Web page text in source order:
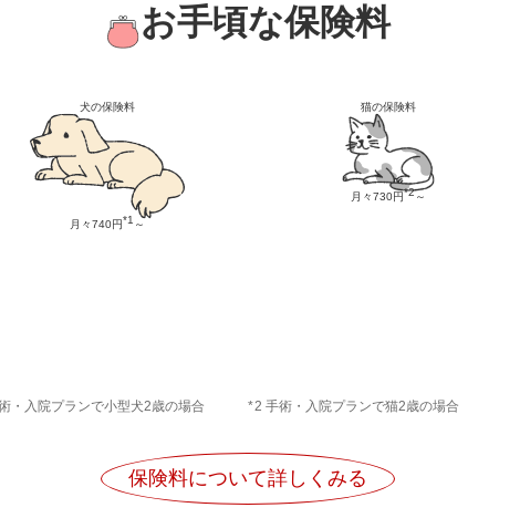
お手頃な保険料
犬の保険料
月々740円*1 ～
・入院プランで小型犬2歳の場合
猫の保険料
月々730円*2～
2 手術・入院プランで猫2歳の場合
保険料について詳しくみる